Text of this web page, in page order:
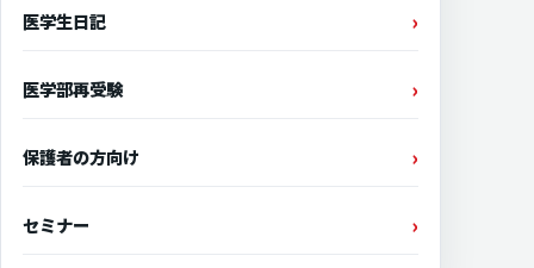
医学生日記
医学部再受験
保護者の方向け
セミナー